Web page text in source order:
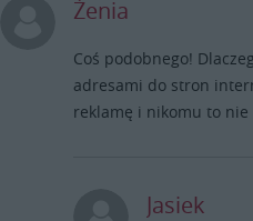
Żenia
Coś podobnego!
adresami do stron
reklamę i nikomu to nie
Jasiek